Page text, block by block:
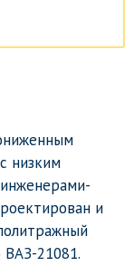
низким
и
21081.